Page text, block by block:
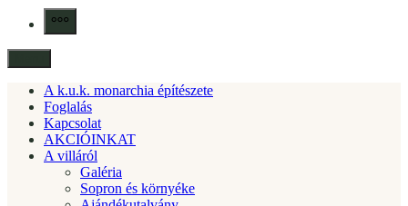
More
A k.u.k. monarchia építészete
Foglalás
Kapcsolat
AKCIÓINKAT
A villáról
Galéria
Sopron és környéke